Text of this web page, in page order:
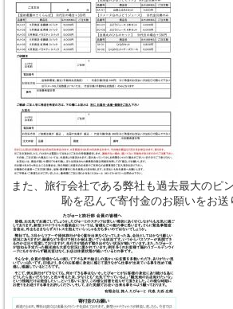
また、旅行会社である弊社も過去最大のピ
恥を忍んで寄付金のお願いをお送